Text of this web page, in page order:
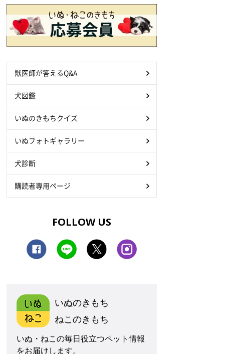
獣医師が答えるQ&A
犬図鑑
いぬのきもちクイズ
いぬフォトギャラリー
犬診断
購読者専用ページ
FOLLOW US
いぬのきもち
ねこのきもち
いぬ・ねこの毎日役立つペット情報
をお届けします。